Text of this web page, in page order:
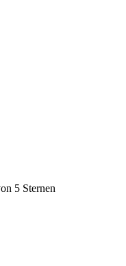
5 Sternen